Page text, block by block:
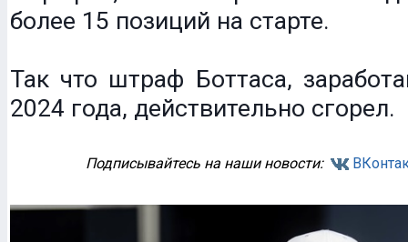
более 15 позиций на старте.
Так что штраф Боттаса,
2024 года, действительно сгорел.
Подписывайтесь на наши новости: